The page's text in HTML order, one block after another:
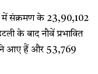
में संक्रमण के 23,90,102
के बाद नौवें प्रभावित
आए हैं और 53,769